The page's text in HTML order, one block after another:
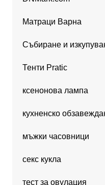
Матраци Варна
Събиране и
Тенти Pratic
ксенонова лампа
кухненско
мъжки часовници
секс кукла
тест за овулация